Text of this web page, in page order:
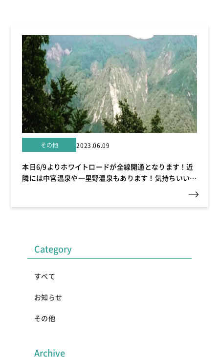
2023.06.09
その他
本日6/9よりホワイトロードが全線開通となります！近
隣には中宮温泉や一里野温泉もあります！気持ちいいド
Category
すべて
お知らせ
その他
Archive